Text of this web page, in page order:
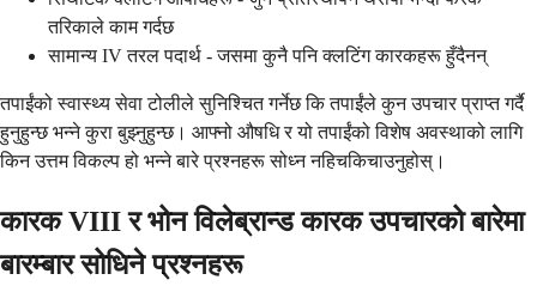
तरिकाले काम गर्दछ
सामान्य IV तरल पदार्थ - जसमा कुनै पनि क्लटिंग कारकहरू हुँदैनन्
तपाईंको स्वास्थ्य सेवा टोलीले सुनिश्चित गर्नेछ कि तपाईंले कुन उपचार प्राप्त गर्दै
हुनुहुन्छ भन्ने कुरा बुझ्नुहुन्छ। आफ्नो औषधि र यो तपाईंको विशेष अवस्थाको लागि
किन उत्तम विकल्प हो भन्ने बारे प्रश्नहरू सोध्न नहिचकिचाउनुहोस्।
कारक VIII र भोन विलेब्रान्ड कारक उपचारको बारेमा
बारम्बार सोधिने प्रश्नहरू